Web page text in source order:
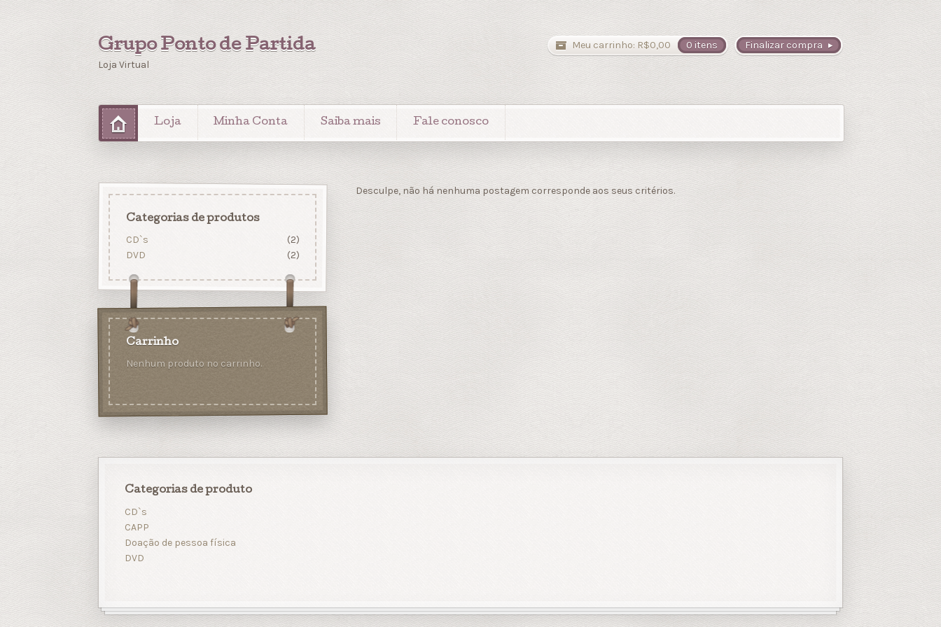
Grupo Ponto de Partida
Loja Virtual
Finalizar compra
Meu carrinho: R$0,00 0 itens
Loja Minha Conta Saiba mais Fale conosco
Desculpe, não há nenhuma postagem corresponde aos seus critérios.
Categorias de produtos
CD`s
(2)
DVD
(2)
Carrinho
Nenhum produto no carrinho.
Categorias de produto
CD`s
CAPP
Doação de pessoa física
DVD